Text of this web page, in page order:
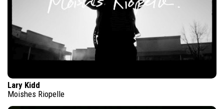
Lary Kidd
Moishes Riopelle